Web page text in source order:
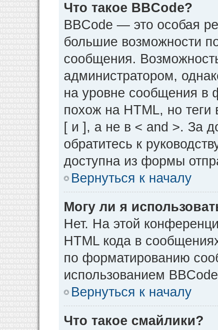
Что такое BBCode?
BBCode — это особая
большие возможности
сообщения.
администратором,
на уровне сообщения в
похож на HTML, но теги
[ и ], а не в < and >. За
обратитесь к
доступна из формы
Вернуться к началу
Могу ли я
Нет. На этой
HTML кода в
по форматированию
использованием
Вернуться к началу
Что такое смайлики?